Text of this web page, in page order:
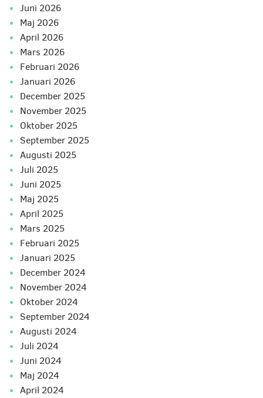
juni 2026
maj 2026
april 2026
mars 2026
februari 2026
januari 2026
december 2025
november 2025
oktober 2025
september 2025
augusti 2025
juli 2025
juni 2025
maj 2025
april 2025
mars 2025
februari 2025
januari 2025
december 2024
november 2024
oktober 2024
september 2024
augusti 2024
juli 2024
juni 2024
maj 2024
april 2024